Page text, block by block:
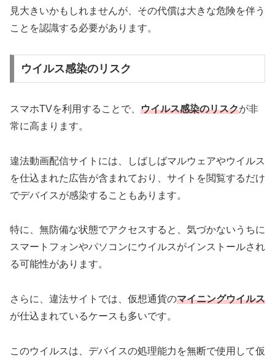
見大きいかもしれませんが、その代償は大きな危険を伴う
ことを認識する必要があります。
ウイルス感染のリスク
スマホTVを利用することで、 ウイルス感染のリスクが非
常に高まります。
違法動画配信サイトには、しばしばマルウェアやウイルス
を仕込まれた広告が含まれており、サイトを閲覧するだけ
でデバイスが感染することもあります。
特に、無防備な状態でアクセスすると、気づかないうちに
スマートフォンやパソコンにウイルスがインストールされ
る可能性があります。
さらに、違法サイトでは、仮想通貨のマイニングウイルス
が仕込まれているケースも多いです。
このウイルスは、デバイスの処理能力を無断で使用して仮